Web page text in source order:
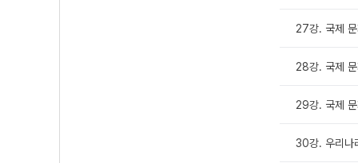
27강. 국제
28강. 국제
29강. 국제
30강. 우리나